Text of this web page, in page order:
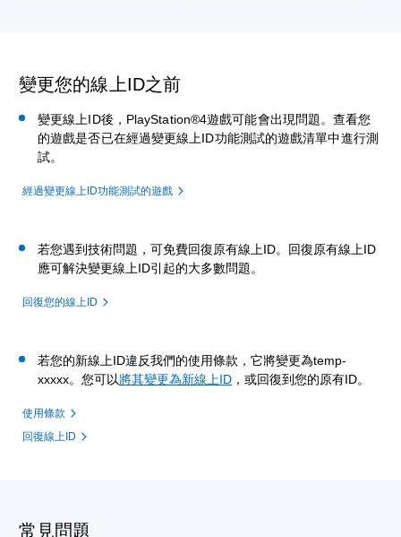
變更您的線上ID之前
變更線上ID後，PlayStation®4遊戲可能會出現問題。查看您
的遊戲是否已在經過變更線上ID功能測試的遊戲清單中進行測
試。
經過變更線上ID功能測試的遊戲
若您遇到技術問題，可免費回復原有線上ID。回復原有線上ID
應可解決變更線上ID引起的大多數問題。
回復您的線上ID
若您的新線上ID違反我們的使用條款，它將變更為temp-
xxxxx。您可以將其變更為新線上ID ，或回復到您的原有ID。
使用條款
回復線上ID
常見問題